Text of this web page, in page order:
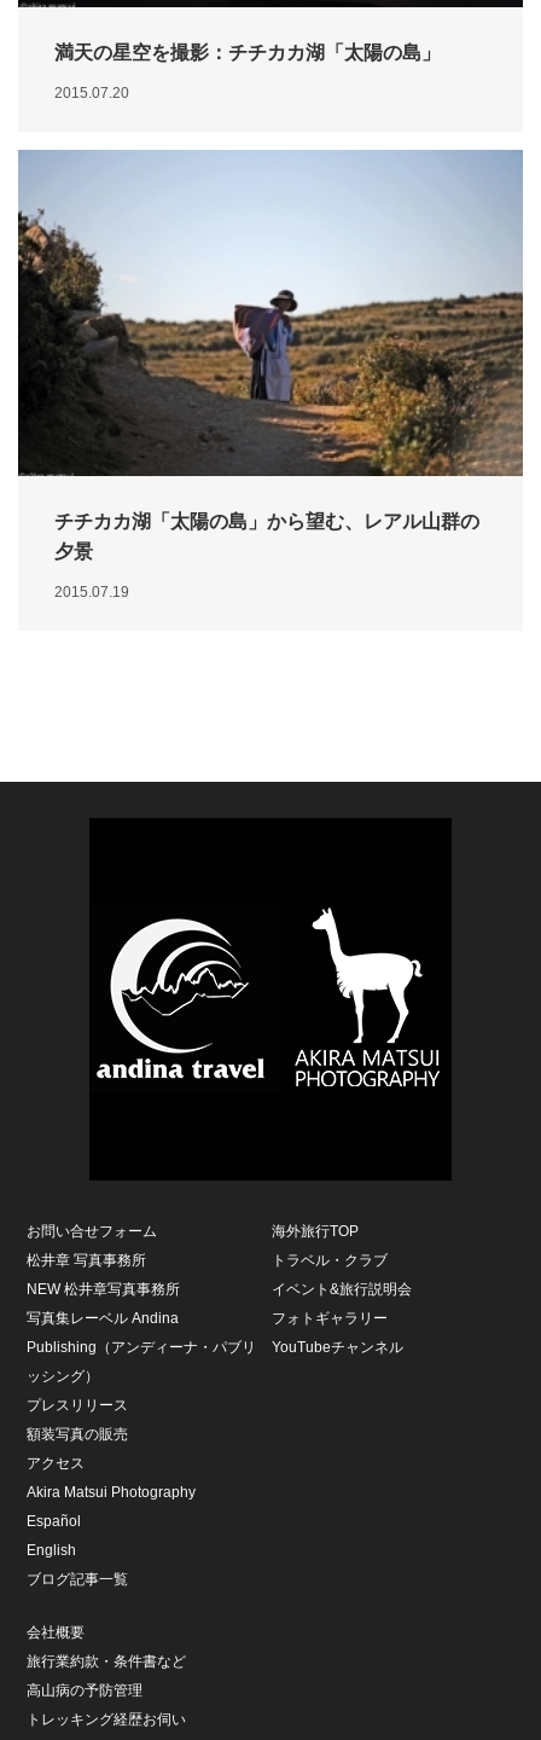
満天の星空を撮影：チチカカ湖「太陽の島」
2015.07.20
チチカカ湖「太陽の島」から望む、レアル山群の
夕景
2015.07.19
お問い合せフォーム
松井章 写真事務所
NEW 松井章写真事務所
写真集レーベル Andina
Publishing（アンディーナ・パブリ
ッシング）
プレスリリース
額装写真の販売
アクセス
Akira Matsui Photography
Español
English
ブログ記事一覧
海外旅行TOP
トラベル・クラブ
イベント&旅行説明会
フォトギャラリー
YouTubeチャンネル
会社概要
旅行業約款・条件書など
高山病の予防管理
トレッキング経歴お伺い